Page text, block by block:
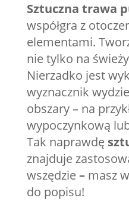
Sztuczna trawa
współgra z
elementami.
nie tylko na
Nierzadko jest
wyznacznik
obszary – na
wypoczynkową
Tak naprawdę
znajduje
wszędzie– masz
do popisu!